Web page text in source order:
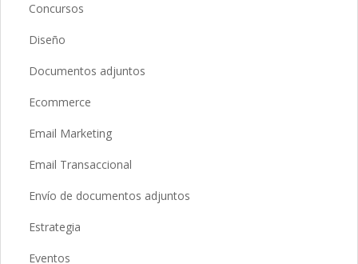
Concursos
Diseño
Documentos adjuntos
Ecommerce
Email Marketing
Email Transaccional
Envío de documentos adjuntos
Estrategia
Eventos